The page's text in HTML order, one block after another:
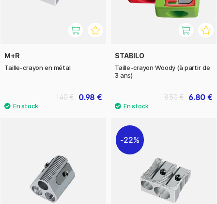
M+R
Taille-crayon en métal
0.98 €
1.40 €
STABILO
Taille-crayon Woody (à partir de
3 ans)
6.80 €
8.50 €
22%